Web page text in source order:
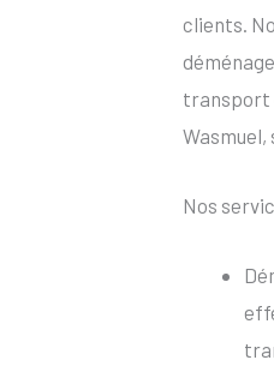
clients.
transport
Wasmuel,
Nos